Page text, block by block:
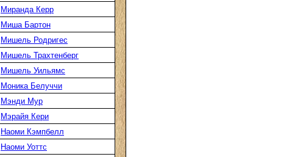
Миранда Керр
Миша Бартон
Мишель Родригес
Мишель Трахтенберг
Мишель Уильямс
Моника Белуччи
Мэнди Мур
Мэрайя Кери
Наоми Кэмпбелл
Наоми Уоттс